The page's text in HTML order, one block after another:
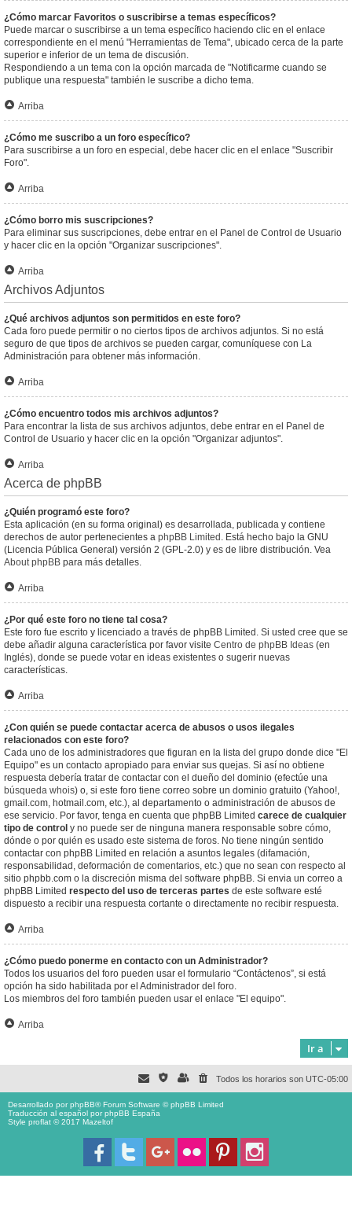
¿Cómo marcar Favoritos o suscribirse a temas específicos?
Puede marcar o suscribirse a un tema específico haciendo clic en el enlace
correspondiente en el menú "Herramientas de Tema", ubicado cerca de la parte
superior e inferior de un tema de discusión.
Respondiendo a un tema con la opción marcada de "Notificarme cuando se
publique una respuesta" también le suscribe a dicho tema.
Arriba
¿Cómo me suscribo a un foro específico?
Para suscribirse a un foro en especial, debe hacer clic en el enlace "Suscribir
Foro".
Arriba
¿Cómo borro mis suscripciones?
Para eliminar sus suscripciones, debe entrar en el Panel de Control de Usuario
y hacer clic en la opción "Organizar suscripciones".
Arriba
Archivos Adjuntos
¿Qué archivos adjuntos son permitidos en este foro?
Cada foro puede permitir o no ciertos tipos de archivos adjuntos. Si no está
seguro de que tipos de archivos se pueden cargar, comuníquese con La
Administración para obtener más información.
Arriba
¿Cómo encuentro todos mis archivos adjuntos?
Para encontrar la lista de sus archivos adjuntos, debe entrar en el Panel de
Control de Usuario y hacer clic en la opción "Organizar adjuntos".
Arriba
Acerca de phpBB
¿Quién programó este foro?
Esta aplicación (en su forma original) es desarrollada, publicada y contiene
derechos de autor pertenecientes a phpBB Limited . Está hecho bajo la GNU
(Licencia Pública General) versión 2 (GPL-2.0) y es de libre distribución. Vea
About phpBB para más detalles.
Arriba
¿Por qué este foro no tiene tal cosa?
Este foro fue escrito y licenciado a través de phpBB Limited. Si usted cree que se
debe añadir alguna característica por favor visite Centro de phpBB Ideas (en
Inglés), donde se puede votar en ideas existentes o sugerir nuevas
características.
Arriba
¿Con quién se puede contactar acerca de abusos o usos ilegales
relacionados con este foro?
Cada uno de los administradores que figuran en la lista del grupo donde dice "El
Equipo" es un contacto apropiado para enviar sus quejas. Si así no obtiene
respuesta debería tratar de contactar con el dueño del dominio (efectúe una
búsqueda whois) o, si este foro tiene correo sobre un dominio gratuito (Yahoo!,
gmail.com, hotmail.com, etc.), al departamento o administración de abusos de
ese servicio. Por favor, tenga en cuenta que phpBB Limited carece de cualquier
tipo de control y no puede ser de ninguna manera responsable sobre cómo,
dónde o por quién es usado este sistema de foros. No tiene ningún sentido
contactar con phpBB Limited en relación a asuntos legales (difamación,
responsabilidad, deformación de comentarios, etc.) que no sean con respecto al
sitio phpbb.com o la discreción misma del software phpBB. Si envia un correo a
phpBB Limited respecto del uso de terceras partes de este software esté
dispuesto a recibir una respuesta cortante o directamente no recibir respuesta.
Arriba
¿Cómo puedo ponerme en contacto con un Administrador?
Todos los usuarios del foro pueden usar el formulario “Contáctenos”, si está
opción ha sido habilitada por el Administrador del foro.
Los miembros del foro también pueden usar el enlace "El equipo".
Arriba
Ir a
Todos los horarios son UTC-05:00
Desarrollado porphpBB® Forum Software © phpBB Limited
Traducción al español porphpBB España
Style proflat © 2017 Mazeltof